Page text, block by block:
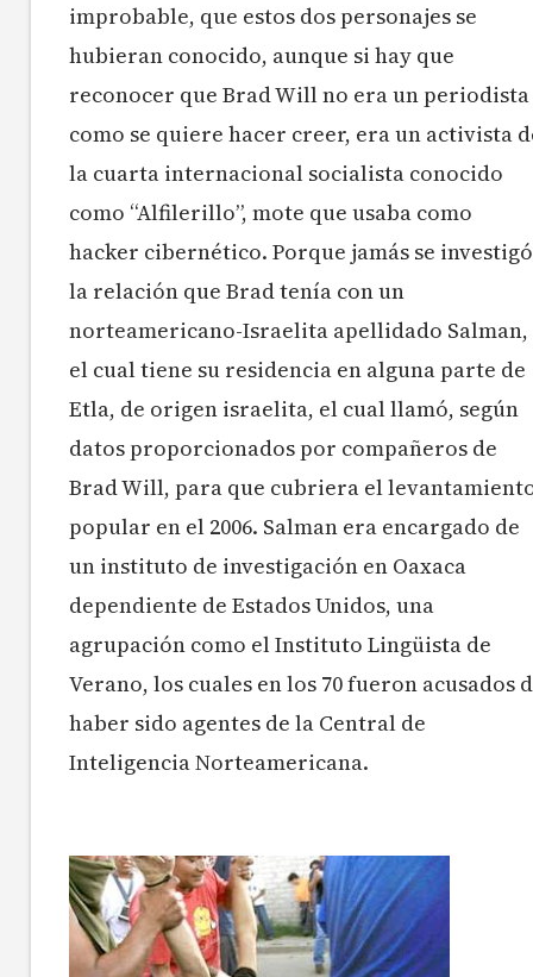
improbable, que estos dos personajes se
hubieran conocido, aunque si hay que
reconocer que Brad Will no era un periodista
como se quiere hacer creer, era un activista
la cuarta internacional socialista conocido
como “Alfilerillo”, mote que usaba como
hacker cibernético. Porque jamás se investigó
la relación que Brad tenía con un
norteamericano-Israelita apellidado Salman,
el cual tiene su residencia en alguna parte de
Etla, de origen israelita, el cual llamó, según
datos proporcionados por compañeros de
Brad Will, para que cubriera el
popular en el 2006. Salman era encargado de
un instituto de investigación en Oaxaca
dependiente de Estados Unidos, una
agrupación como el Instituto Lingüista de
Verano, los cuales en los 70 fueron acusados
haber sido agentes de la Central de
Inteligencia Norteamericana.